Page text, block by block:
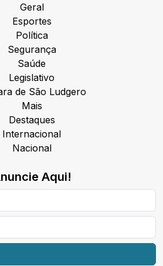
Geral
Esportes
Política
Segurança
Saúde
Legislativo
de São Ludgero
Mais
Destaques
Internacional
Nacional
Aqui!